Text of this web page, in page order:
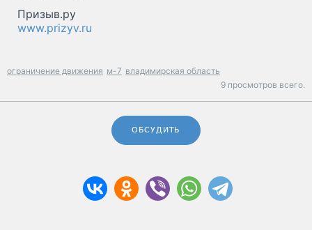
Призыв.ру
www.prizyv.ru
ограничение движения м-7 владимирская область
9 просмотров всего.
ОБСУДИТЬ